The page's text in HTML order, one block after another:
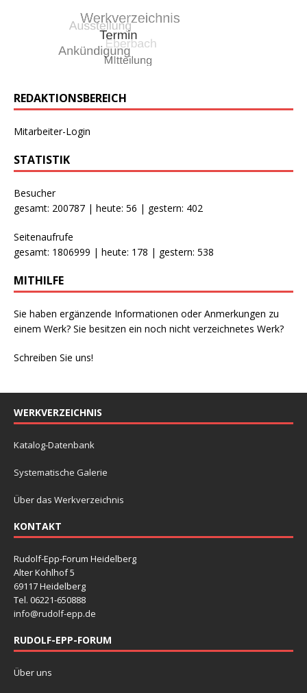
REDAKTIONSBEREICH
Mitarbeiter-Login
STATISTIK
Besucher
gesamt: 200787 | heute: 56 | gestern: 402
Seitenaufrufe
gesamt: 1806999 | heute: 178 | gestern: 538
MITHILFE
Sie haben ergänzende Informationen oder Anmerkungen zu
einem Werk? Sie besitzen ein noch nicht verzeichnetes Werk?
Schreiben Sie uns!
WERKVERZEICHNIS
Katalog-Datenbank
Systematische Galerie
Über das Werkverzeichnis
KONTAKT
Rudolf-Epp-Forum Heidelberg
Alter Kohlhof 5
69117 Heidelberg
Tel. 06221-650888
info@rudolf-epp.de
RUDOLF-EPP-FORUM
Über uns